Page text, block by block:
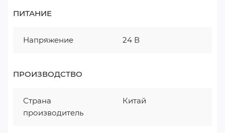
ПИТАНИЕ
Напряжение 24 В
ПРОИЗВОДСТВО
Страна
производитель
Китай